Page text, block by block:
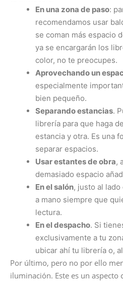
En una zona de paso:
recomendamos usar
se coman más espacio
ya se encargarán los
color, no te preocupes.
Aprovechando un
especialmente
bien pequeño.
Separando estancias.
librería para que haga
estancia y otra. Es una
separar espacios.
Usar estantes de obra,
demasiado espacio
En el salón, justo al
a mano siempre que
lectura.
En el despacho. Si
exclusivamente a tu
ubicar ahí tu librería o,
Por último, pero no por ello
iluminación. Este es un